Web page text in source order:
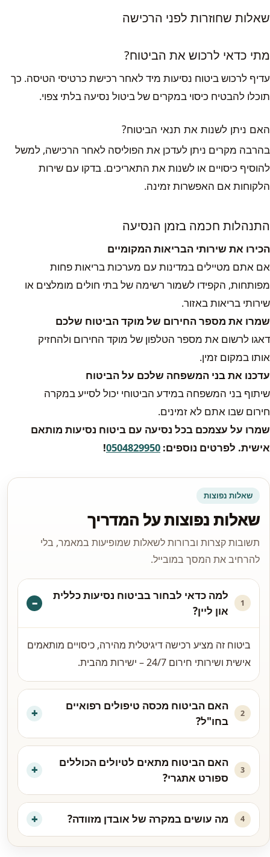
שאלות שחוזרות לפני הרכישה
מתי כדאי לרכוש את הביטוח?
עדיף לרכוש ביטוח נסיעות מיד לאחר רכישת כרטיסי הטיסה. כך
תוכלו להבטיח כיסוי במקרים של ביטול נסיעה בלתי צפוי.
האם ניתן לשנות את תנאי הביטוח?
בהרבה מקרים ניתן לעדכן את הפוליסה לאחר הרכישה, למשל
להוסיף כיסויים או לשנות את התאריכים. בדקו עם שירות
הלקוחות אם האפשרות זמינה.
התנהלות חכמה בזמן הנסיעה
הכירו את שירותי הבריאות המקומיים
אם אתם מטיילים במדינות עם מערכות בריאות פחות
מפותחות, הקפידו לשמור רשימה של בתי חולים מומלצים או
שירותי בריאות באזור.
שמרו את מספר החירום של מוקד הביטוח שלכם
דאגו לרשום את מספר הטלפון של מוקד החירום ולהחזיק
אותו במקום זמין.
עדכנו את בני המשפחה שלכם על הביטוח
שיתוף בני המשפחה במידע הביטוחי יכול לסייע במקרה
חירום שבו אתם לא זמינים.
שמרו על עצמכם בכל נסיעה עם ביטוח נסיעות מותאם
אישית. לפרטים נוספים: 0504829950
!
שאלות נפוצות
שאלות נפוצות על המדריך
תשובות קצרות וברורות לשאלות שמופיעות במאמר, בלי
להרחיב את המסך במובייל.
1
למה כדאי לבחור בביטוח נסיעות כללית
און ליין?
ביטוח זה מציע רכישה דיגיטלית מהירה, כיסויים מותאמים
אישית ושירותי חירום 24/7 – ישירות מהבית.
2
האם הביטוח מכסה טיפולים רפואיים
בחו"ל?
3
האם הביטוח מתאים לטיולים הכוללים
ספורט אתגרי?
4 מה עושים במקרה של אובדן מזוודה?